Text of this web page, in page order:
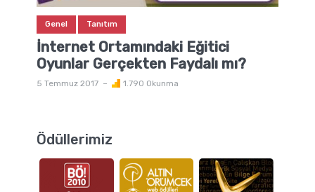
Genel Tanıtım
İnternet Ortamındaki Eğitici
Oyunlar Gerçekten Faydalı mı?
5 Temmuz 2017 1.790 Okunma
Ödüllerimiz